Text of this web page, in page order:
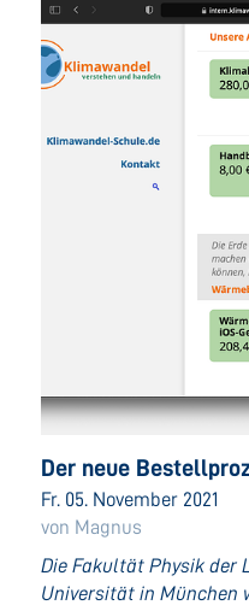
Der neue
Fr. 05. November 2021
von Magnus
Die Fakultät Physik der
Universität in München